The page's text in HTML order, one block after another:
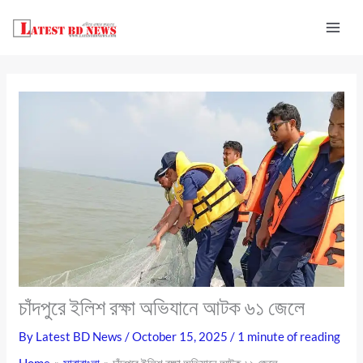
চাঁদপুরে ইলিশ রক্ষা অভিযানে আটক ৬১ জেলে
By Latest BD News/October 15, 2025/ 1 minute of reading